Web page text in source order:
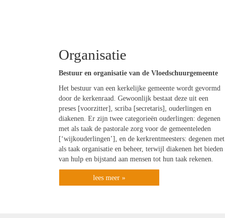
Organisatie
Bestuur en organisatie van de Vloedschuurgemeente
Het bestuur van een kerkelijke gemeente wordt gevormd
door de kerkenraad. Gewoonlijk bestaat deze uit een
preses [voorzitter], scriba [secretaris], ouderlingen en
diakenen. Er zijn twee categorieën ouderlingen: degenen
met als taak de pastorale zorg voor de gemeenteleden
[‘wijkouderlingen’], en de kerkrentmeesters: degenen met
als taak organisatie en beheer, terwijl diakenen het bieden
van hulp en bijstand aan mensen tot hun taak rekenen.
lees meer »